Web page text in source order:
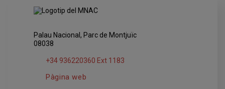
Palau Nacional, Parc de Montjuïc
08038
+34 936220360 Ext 1183
Pàgina web